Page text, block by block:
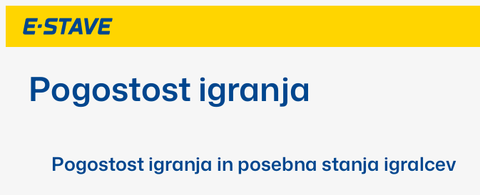
Pogostost igranja
Pogostost igranja in posebna stanja igralcev